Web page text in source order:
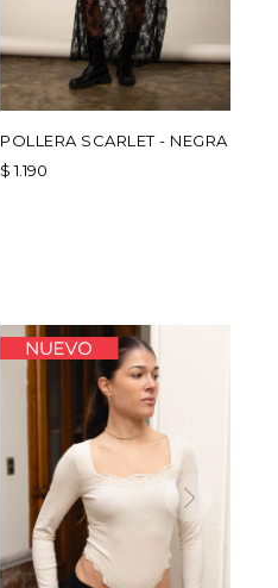
POLLERA SCARLET - NEGRA
$ 1.190